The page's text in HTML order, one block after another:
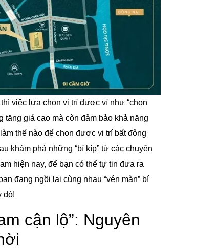
việc lựa chọn vị trí được ví như “chọn
tăng giá cao mà còn đảm bảo khả năng
thế nào để chọn được vị trí bất động
khám phá những “bí kíp” từ các chuyên
hiện nay, để bạn có thể tự tin đưa ra
đang ngồi lại cùng nhau “vén màn” bí
đó!
cận lộ”: Nguyên